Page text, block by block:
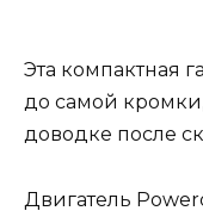
Эта компактная
до самой кромки,
доводке после
Двигатель